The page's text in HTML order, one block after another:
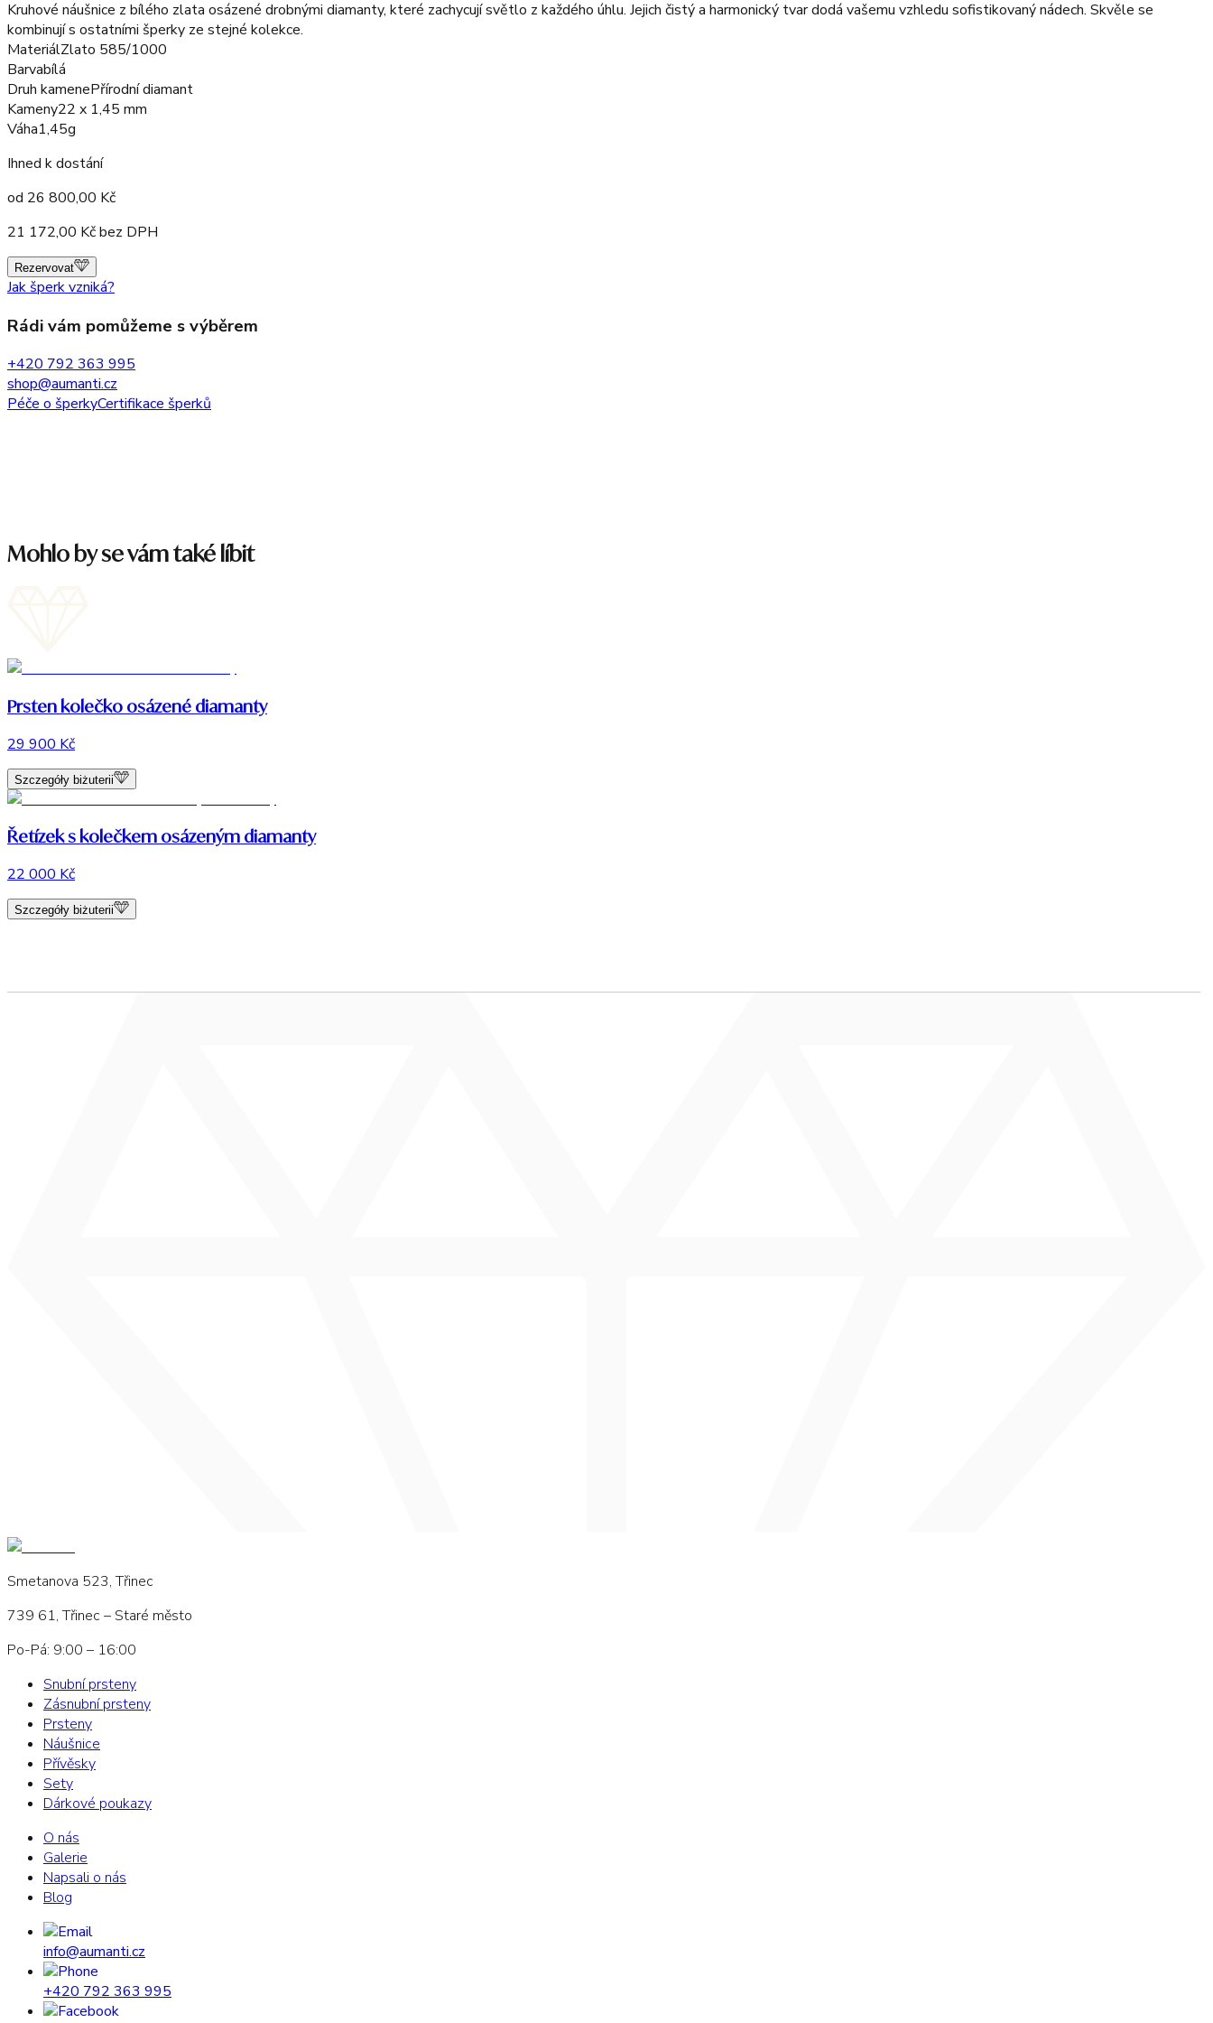
Kruhové náušnice z bílého zlata osázené drobnými diamanty, které zachycují světlo z každého úhlu. Jejich čistý a harmonický tvar dodá vašemu vzhledu sofistikovaný nádech. Skvěle se
kombinují s ostatními šperky ze stejné kolekce.
MateriálZlato 585/1000
Barvabílá
Druh kamenePřírodní diamant
Kameny22 x 1,45 mm
Váha1,45g
Ihned k dostání
od 26 800,00 Kč
21 172,00 Kč bez DPH
Rezervovat
Jak šperk vzniká?
Rádi vám pomůžeme s výběrem
+420 792 363 995
shop@aumanti.cz
Péče o šperkyCertifikace šperků
Mohlo by se vám také líbit
Prsten kolečko osázené diamanty
29 900 Kč
Szczegóły biżuterii
Řetízek s kolečkem osázeným diamanty
22 000 Kč
Szczegóły biżuterii
Smetanova 523, Třinec
739 61, Třinec – Staré město
Po-Pá: 9:00 – 16:00
Snubní prsteny
Zásnubní prsteny
Prsteny
Náušnice
Přívěsky
Sety
Dárkové poukazy
O nás
Galerie
Napsali o nás
Blog
info@aumanti.cz
+420 792 363 995